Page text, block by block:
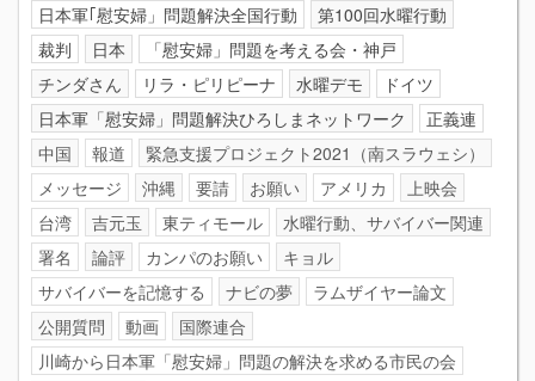
日本軍｢慰安婦」問題解決全国行動
第100回水曜行動
裁判
日本
「慰安婦」問題を考える会・神戸
チンダさん
リラ・ピリピーナ 水曜デモ
ドイツ
日本軍「慰安婦」問題解決ひろしまネットワーク
正義連
中国
報道
緊急支援プロジェクト2021（南スラウェシ）
メッセージ
沖縄 要請 お願い アメリカ
上映会
台湾
吉元玉 東ティモール
水曜行動、サバイバー関連
署名
論評 カンパのお願い
キョル
サバイバーを記憶する
ナビの夢
ラムザイヤー論文
公開質問
動画
国際連合
川崎から日本軍「慰安婦」問題の解決を求める市民の会